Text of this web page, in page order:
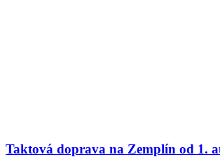
Taktová doprava na Zemplín od 1.